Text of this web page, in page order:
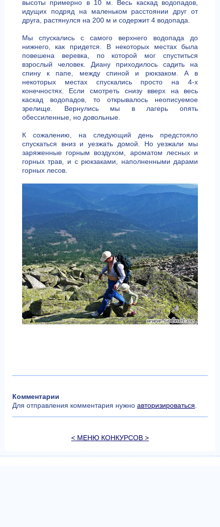
высоты примерно в 10 м. Весь каскад водопадов,
идущих подряд на маленьком расстоянии друг от
друга, растянулся на 200 м и содержит 4 водопада.
Мы спускались с самого верхнего водопада до
нижнего, как придется. В некоторых местах была
повешена веревка, по которой мог спуститься
взрослый человек. Диану приходилось садить на
спину к папе, между спиной и рюкзаком. А в
некоторых местах спускались просто на 4-х
конечностях. Если смотреть снизу вверх на весь
каскад водопадов, то открывалось неописуемое
зрелище. Вернулись мы в лагерь опять
обессиленные, но довольные.
К сожалению, на следующий день предстояло
спускаться вниз и уезжать домой. Но уезжали мы
заряженные горным воздухом, ароматом лесных и
горных трав, и с рюкзаками, наполненными дарами
горных лесов.
Комментарии
Для отправления комментария нужно авторизироваться
< МЕНЮ КОНКУРСОВ >